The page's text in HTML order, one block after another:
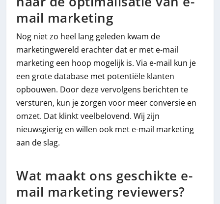
mail marketing
Nog niet zo heel lang geleden kwam de
marketingwereld erachter dat er met e-mail
marketing een hoop mogelijk is. Via e-mail kun je
een grote database met potentiële klanten
opbouwen. Door deze vervolgens berichten te
versturen, kun je zorgen voor meer conversie en
omzet. Dat klinkt veelbelovend. Wij zijn
nieuwsgierig en willen ook met e-mail marketing
aan de slag.
Wat maakt ons geschikte e-
mail marketing reviewers?